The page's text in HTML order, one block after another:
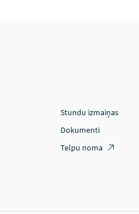
Stundu izmaiņas
Dokumenti
Telpu noma